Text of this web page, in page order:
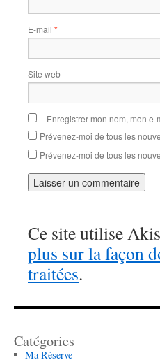
E-mail *
Site web
Enregistrer mon nom, mon
Prévenez-moi de tous les
Prévenez-moi de tous les
Ce site utilise
plus sur la façon
traitées.
Catégories
Ma Réserve